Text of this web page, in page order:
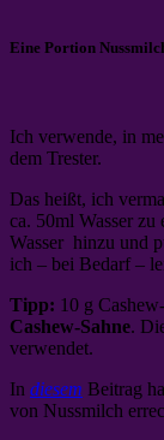
Eine Portion
Ich verwende, in
dem Trester.
Das heißt, ich
ca. 50ml Wasser
Wasser hinzu und
ich – bei Bedarf –
Tipp: 10 g
Cashew-Sahne.
verwendet.
In diesem Beitrag
von Nussmilch